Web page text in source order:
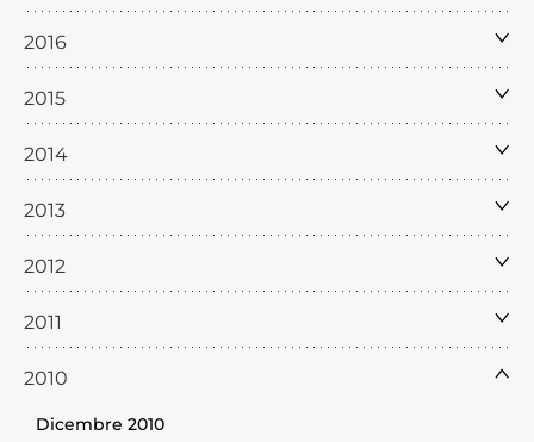
2016
2015
2014
2013
2012
2011
2010
Dicembre 2010